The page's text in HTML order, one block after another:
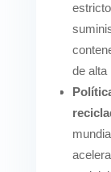
de alta